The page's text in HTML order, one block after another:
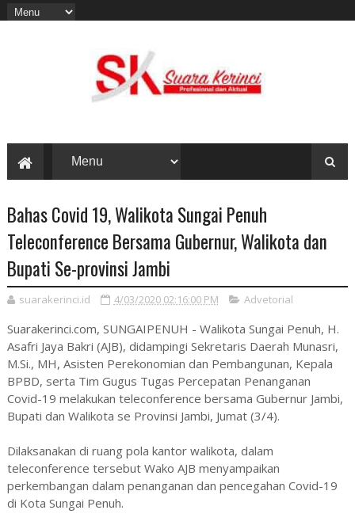
Bahas Covid 19, Walikota Sungai Penuh
Teleconference Bersama Gubernur, Walikota dan
Bupati Se-provinsi Jambi
suarakerinci.id 4/03/2020 02:16:00 PM Advetorial
Suarakerinci.com, SUNGAIPENUH - Walikota Sungai Penuh, H.
Asafri Jaya Bakri (AJB), didampingi Sekretaris Daerah Munasri,
M.Si., MH, Asisten Perekonomian dan Pembangunan, Kepala
BPBD, serta Tim Gugus Tugas Percepatan Penanganan
Covid-19 melakukan teleconference bersama Gubernur Jambi,
Bupati dan Walikota se Provinsi Jambi, Jumat (3/4).
Dilaksanakan di ruang pola kantor walikota, dalam
teleconference tersebut Wako AJB menyampaikan
perkembangan dalam penanganan dan pencegahan Covid-19
di Kota Sungai Penuh.